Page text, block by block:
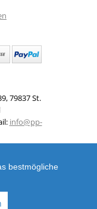
,79837 St.
info@pp-
29201
bestmögliche